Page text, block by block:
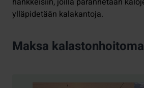
ylläpidetään kalakantoja.
Maksa